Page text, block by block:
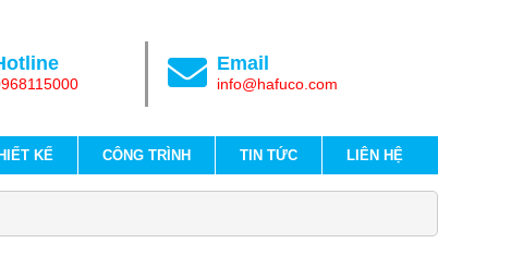
Email
info@hafuco.com
KẾ CÔNG TRÌNH TIN TỨC LIÊN HỆ